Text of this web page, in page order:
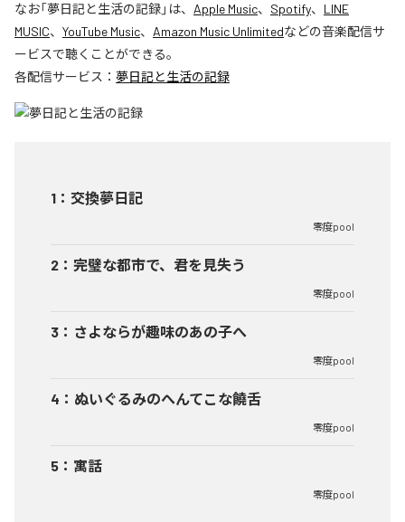
なお「夢日記と生活の記録」は、 Apple Music、 Spotify、 LINE
MUSIC、 YouTube Music、 Amazon Music Unlimitedなどの音楽配信サ
ービスで聴くことができる。
各配信サービス： 夢日記と生活の記録
1 ： 交換夢日記
零度pool
2 ： 完璧な都市で、君を見失う
零度pool
3 ： さよならが趣味のあの子へ
零度pool
4 ： ぬいぐるみのへんてこな饒舌
零度pool
5 ： 寓話
零度pool